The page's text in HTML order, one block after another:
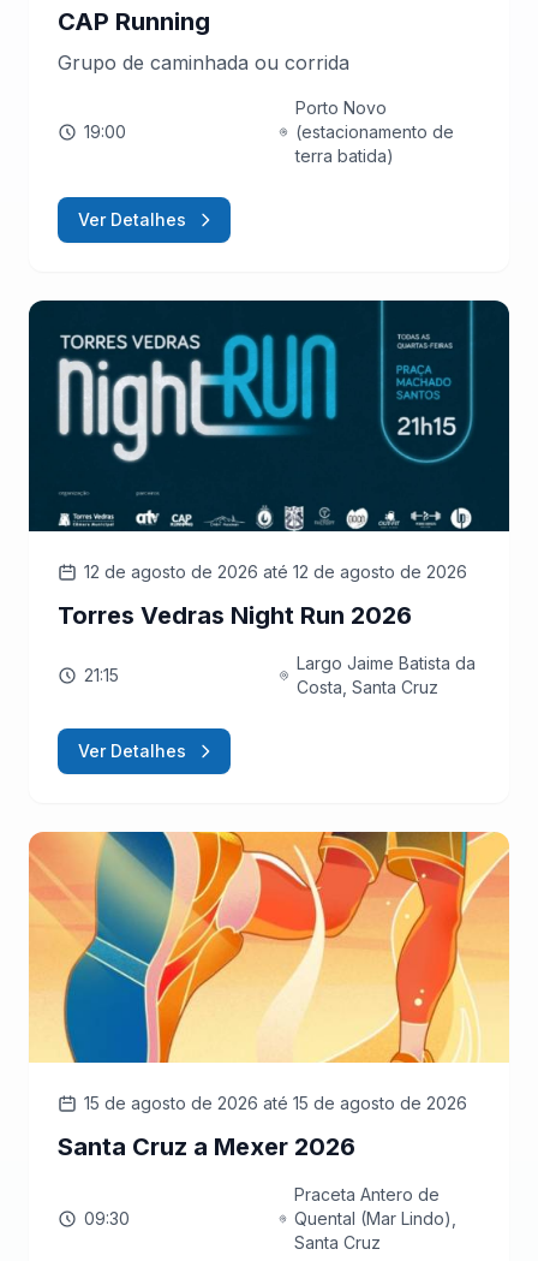
CAP Running
Grupo de caminhada ou corrida
19:00
Porto Novo
(estacionamento de
terra batida)
Ver Detalhes
12 de agosto de 2026 até 12 de agosto de 2026
Torres Vedras Night Run 2026
21:15
Largo Jaime Batista da
Costa, Santa Cruz
Ver Detalhes
15 de agosto de 2026 até 15 de agosto de 2026
Santa Cruz a Mexer 2026
09:30
Praceta Antero de
Quental (Mar Lindo),
Santa Cruz